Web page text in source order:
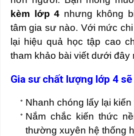
kèm lớp 4 nhưng không
tâm gia sư nào. Với mức
lại hiệu quả học tập cao
tham khảo bài viết dưới đây
Gia sư chất lượng lớp 4
Nhanh chóng lấy lại
Nắm chắc kiến thức
thường xuyên hệ thống